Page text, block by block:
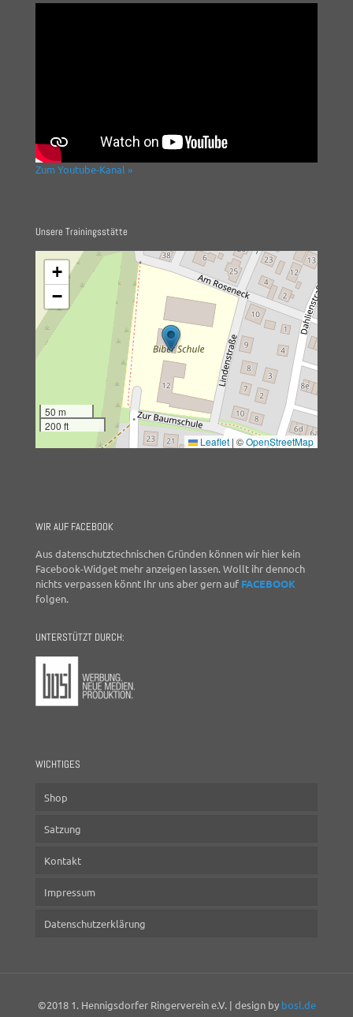
Zum Youtube-Kanal »
Unsere Trainingsstätte
+
−
50 m
200 ft
Leaflet | ©OpenStreetMap
WIR AUF FACEBOOK
Aus datenschutztechnischen Gründen können wir hier kein
Facebook-Widget mehr anzeigen lassen. Wollt ihr dennoch
nichts verpassen könnt Ihr uns aber gern auf FACEBOOK
folgen.
UNTERSTÜTZT DURCH:
WICHTIGES
Shop
Satzung
Kontakt
Impressum
Datenschutzerklärung
©2018 1. Hennigsdorfer Ringerverein e.V. | design by bosl.de